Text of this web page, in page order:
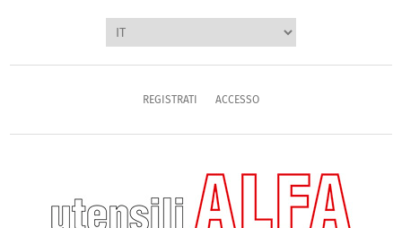
REGISTRATI ACCESSO